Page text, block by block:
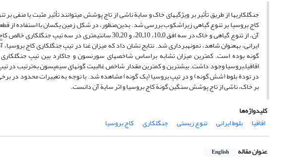
جنگل‏کاری‏‏ها از طریق تأثیر بر ویژگی‏‏های خاک و سایة ناشی از تاج پوشش می‏‏توانند تأثیر مثبت یا منفی
آن، از تنوع گیاهی و خاک در سه افق 0ـ10، 10ـ20، و 20ـ30
گونه بوده است. کمترین میزان تشابه بر‌اساس شاخص‏‏های سورنسون و جاکارد بین تیپ جنگل‏کاری
اقاقیاـ‌بروسیا وجود داشت. بیشترین و کمترین مقدار شاخص غالبیت گونه‏‏ای سیمپسون به‌ترتیب در
بر خاک، ناشی از تاج پوشش سنگین گونة کاج بروسیا و اثر سایة آن دانست.
کلیدواژه‌ها
اقاقیا
بلوط ایرانی تنوع زیستی جنگل‏کاری کاج بروسیا
عنوان مقاله English